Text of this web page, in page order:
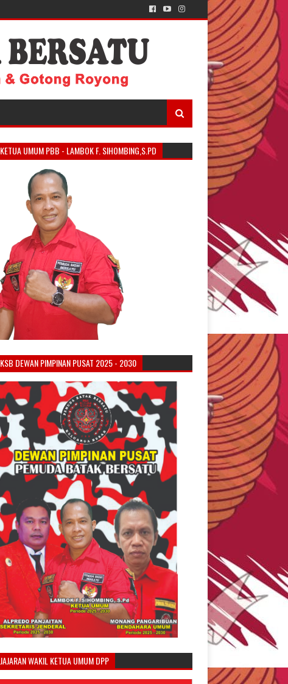
KETUA UMUM PBB - LAMBOK F. SIHOMBING,S.PD
KSB DEWAN PIMPINAN PUSAT 2025 - 2030
JAJARAN WAKIL KETUA UMUM DPP